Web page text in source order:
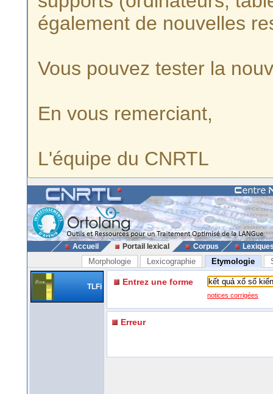
également de nouvelles
Vous pouvez tester la
En vous remerciant,
L'équipe du CNRTL
Accueil Portail lexical Corpus
Morphologie Lexicographie Etymologie
TLFi Entrez une forme
notices corrigées
Erreur